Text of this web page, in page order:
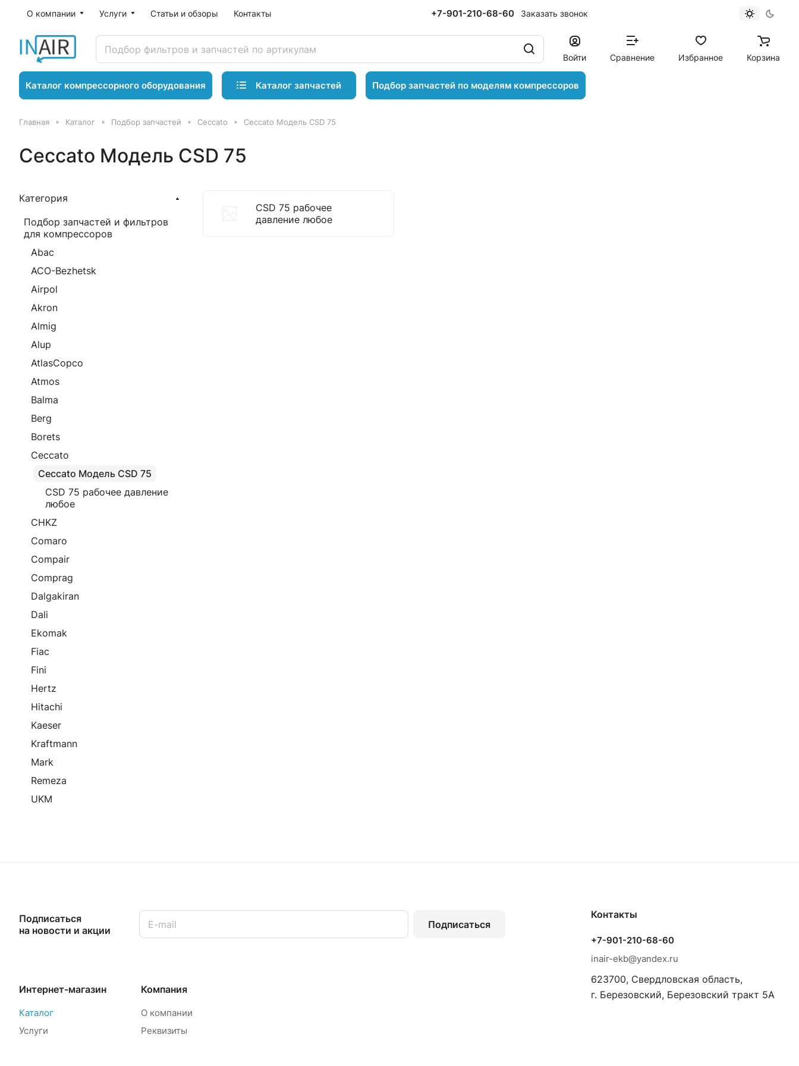
О компании Услуги Статьи и обзоры Контакты +7-901-210-68-60 Заказать звонок
Войти Сравнение Избранное Корзина
Каталог компрессорного оборудования Каталог запчастей Подбор запчастей по моделям компрессоров
Главная Каталог Подбор запчастей Ceccato Ceccato Модель CSD 75
Ceccato Модель CSD 75
CSD 75 рабочее
давление любое
Категория
Подбор запчастей и фильтров
для компрессоров
Abac
ACO-Bezhetsk
Airpol
Akron
Almig
Alup
AtlasCopco
Atmos
Balma
Berg
Borets
Ceccato
Ceccato Модель CSD 75
CSD 75 рабочее давление
любое
CHKZ
Comaro
Compair
Comprag
Dalgakiran
Dali
Ekomak
Fiac
Fini
Hertz
Hitachi
Kaeser
Kraftmann
Mark
Remeza
UKM
Подписаться
на новости и акции
Подписаться
Интернет-магазин
Каталог
Услуги
Компания
О компании
Реквизиты
Контакты
+7-901-210-68-60
inair-ekb@yandex.ru
623700, Свердловская область,
г. Березовский, Березовский тракт 5А